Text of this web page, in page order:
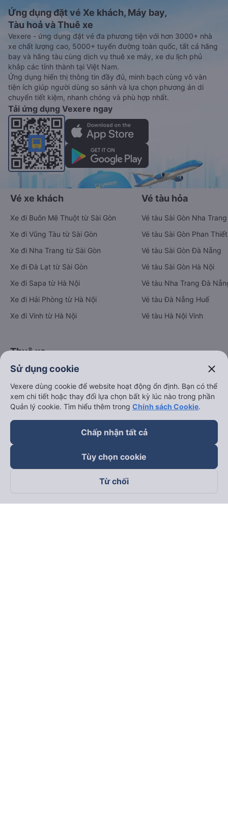
Ứng dụng đặt vé Xe khách, Máy bay,
Tàu hoả và Thuê xe
Vexere - ứng dụng đặt vé đa phương tiện với hơn 3000+ nhà
xe chất lượng cao, 5000+ tuyến đường toàn quốc, tất cả hãng
bay và hãng tàu cùng dịch vụ thuê xe máy, xe du lịch phủ
khắp các tỉnh thành tại Việt Nam.
Ứng dụng hiển thị thông tin đầy đủ, minh bạch cùng vô vàn
tiện ích giúp người dùng so sánh và lựa chọn phương án di
chuyển tiết kiệm, nhanh chóng và phù hợp nhất.
Tải ứng dụng Vexere ngay
Vé xe khách
Xe đi Buôn Mê Thuột từ Sài Gòn
Xe đi Vũng Tàu từ Sài Gòn
Xe đi Nha Trang từ Sài Gòn
Xe đi Đà Lạt từ Sài Gòn
Xe đi Sapa từ Hà Nội
Xe đi Hải Phòng từ Hà Nội
Xe đi Vinh từ Hà Nội
Vé tàu hỏa
Vé tàu Sài Gòn Nha Trang
Vé tàu Sài Gòn Phan Thiết
Vé tàu Sài Gòn Đà Nẵng
Vé tàu Sài Gòn Hà Nội
Vé tàu Nha Trang Đà
Vé tàu Đà Nẵng Huế
Vé tàu Hà Nội Vinh
Thuê xe
Hà Nội đi Ninh Bình
Hà Nội đi Hạ Long
Hà Nội đi Sa Pa
Hà Nội đi Tam Đảo
Hải Phòng đi Hà Nội
Sử dụng cookie close
Vexere dùng cookie để website hoạt động ổn định. Bạn có thể
xem chi tiết hoặc thay đổi lựa chọn bất kỳ lúc nào trong phần
Quản lý cookie. Tìm hiểu thêm trong Chính sách Cookie.
Chấp nhận tất cả
Tùy chọn cookie
Từ chối